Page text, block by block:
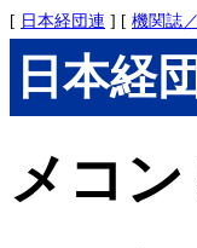
[ 日本経団連 ] [ 機関誌
日本経
メコ